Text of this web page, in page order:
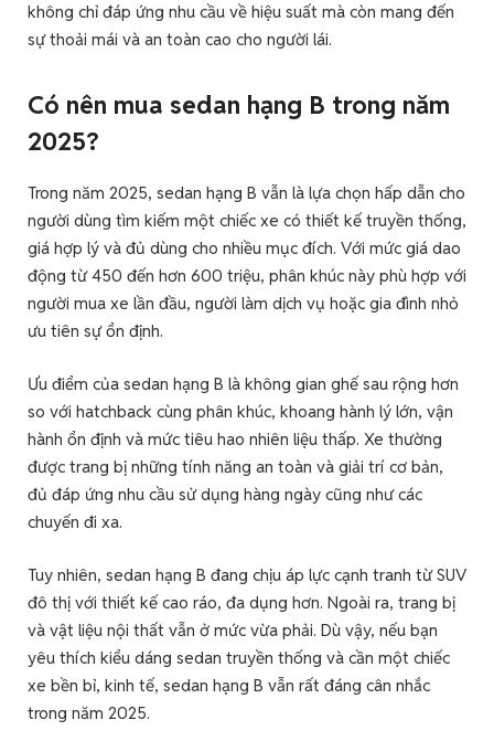
không chỉ đáp ứng nhu cầu về hiệu suất mà còn mang đến
sự thoải mái và an toàn cao cho người lái.
Có nên mua sedan hạng B trong năm
2025?
Trong năm 2025, sedan hạng B vẫn là lựa chọn hấp dẫn cho
người dùng tìm kiếm một chiếc xe có thiết kế truyền thống,
giá hợp lý và đủ dùng cho nhiều mục đích. Với mức giá dao
động từ 450 đến hơn 600 triệu, phân khúc này phù hợp với
người mua xe lần đầu, người làm dịch vụ hoặc gia đình nhỏ
ưu tiên sự ổn định.
Ưu điểm của sedan hạng B là không gian ghế sau rộng hơn
so với hatchback cùng phân khúc, khoang hành lý lớn, vận
hành ổn định và mức tiêu hao nhiên liệu thấp. Xe thường
được trang bị những tính năng an toàn và giải trí cơ bản,
đủ đáp ứng nhu cầu sử dụng hàng ngày cũng như các
chuyến đi xa.
Tuy nhiên, sedan hạng B đang chịu áp lực cạnh tranh từ SUV
đô thị với thiết kế cao ráo, đa dụng hơn. Ngoài ra, trang bị
và vật liệu nội thất vẫn ở mức vừa phải. Dù vậy, nếu bạn
yêu thích kiểu dáng sedan truyền thống và cần một chiếc
xe bền bỉ, kinh tế, sedan hạng B vẫn rất đáng cân nhắc
trong năm 2025.